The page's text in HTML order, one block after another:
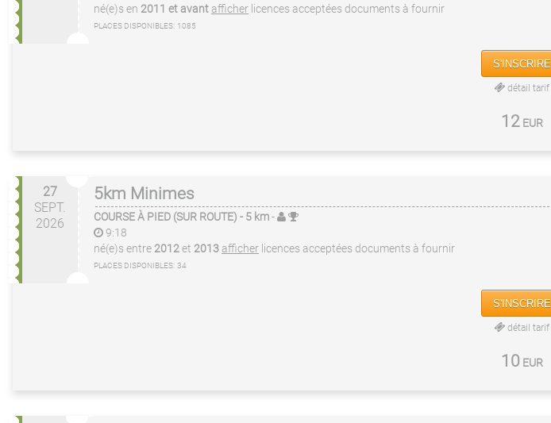
né(e)s en 2011 et avantafficher licences acceptées documents à fournir
PLACES DISPONIBLES: 1085
S'INSCRIRE
détail tarif
12 EUR
27
SEPT.
2026
5km Minimes
COURSE À PIED (SUR ROUTE) - 5 km-
9:18
né(e)s entre 2012et 2013afficher licences acceptées documents à fournir
PLACES DISPONIBLES: 34
S'INSCRIRE
détail tarif
10 EUR